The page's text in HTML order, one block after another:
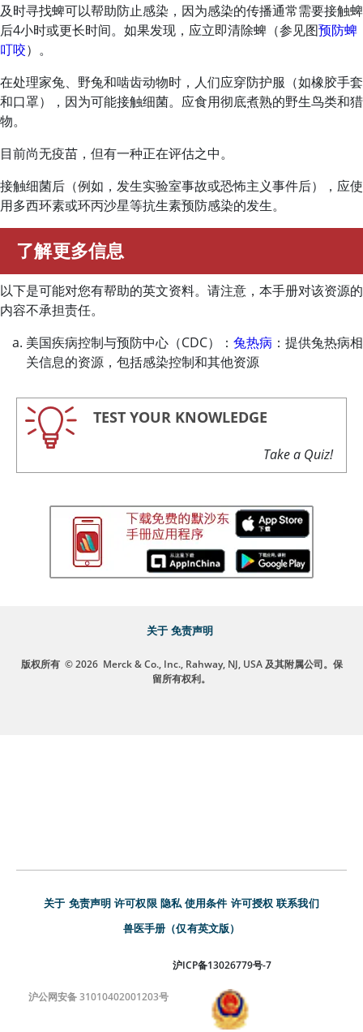
及时寻找蜱可以帮助防止感染，因为感染的传播通常需要接触蜱
后4小时或更长时间。如果发现，应立即清除蜱（参见图预防蜱
叮咬）。
在处理家兔、野兔和啮齿动物时，人们应穿防护服（如橡胶手套
和口罩），因为可能接触细菌。应食用彻底煮熟的野生鸟类和猎
物。
目前尚无疫苗，但有一种正在评估之中。
接触细菌后（例如，发生实验室事故或恐怖主义事件后），应使
用多西环素或环丙沙星等抗生素预防感染的发生。
了解更多信息
以下是可能对您有帮助的英文资料。请注意，本手册对该资源的
内容不承担责任。
美国疾病控制与预防中心（CDC）： 兔热病 ：提供兔热病相
关信息的资源，包括感染控制和其他资源
TEST YOUR KNOWLEDGE
Take a Quiz!
关于 免责声明
版权所有 © 2026 Merck & Co., Inc., Rahway, NJ, USA 及其附属公司。保
留所有权利。
关于 免责声明 许可权限 隐私 使用条件 许可授权 联系我们
兽医手册（仅有英文版）
沪ICP备13026779号-7
沪公网安备 31010402001203号